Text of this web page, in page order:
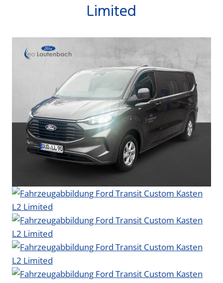
Limited